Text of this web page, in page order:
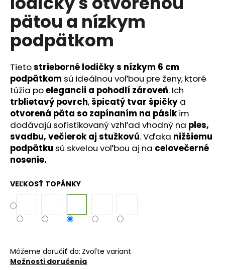
pätou a nízkym
podpätkom
Tietostrieborné lodičky s nízkym 6 cm
podpätkom sú ideálnou voľbou pre ženy, ktoré
túžia poelegancii a pohodlí zároveň. Ich
trblietavý povrch,špicatý tvar špičky a
otvorená päta so zapínaním na pásik im
dodávajú sofistikovaný vzhľad vhodný na ples,
svadbu, večierok aj stužkovú. Vďaka nižšiemu
podpätku sú skvelou voľbou aj na celovečerné
nosenie.
VEĽKOSŤ TOPÁNKY
Môžeme doručiť do: Zvoľte variant
Možnosti doručenia
a
m
e